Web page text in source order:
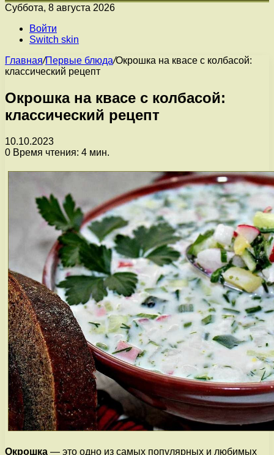
Суббота, 8 августа 2026
Войти
Switch skin
Главная/Первые блюда/Окрошка на квасе с колбасой:
классический рецепт
Окрошка на квасе с колбасой:
классический рецепт
10.10.2023
0 Время чтения: 4 мин.
Окрошка — это одно из самых популярных и любимых